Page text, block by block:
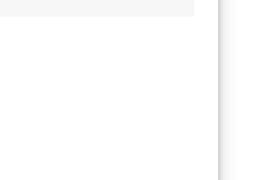
(más allá